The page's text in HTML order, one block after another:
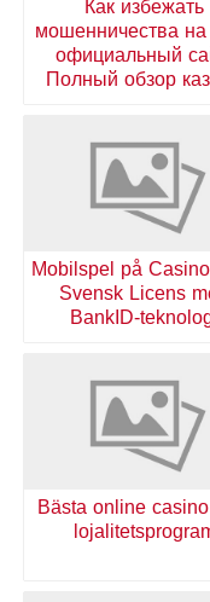
мошенничества
официальный
Полный обзор
Mobilspel på
Svensk Licens
BankID-
Bästa online